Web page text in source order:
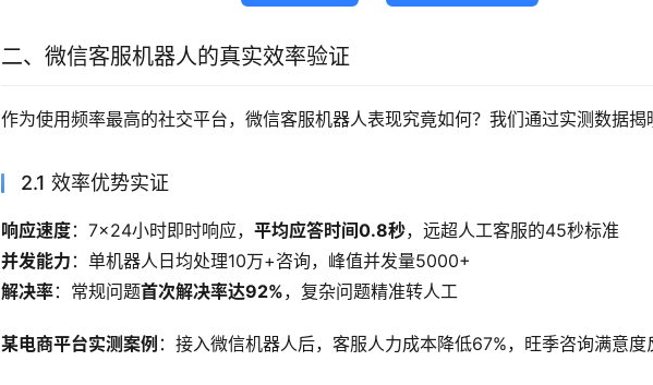
二、微信客服机器人的真实效率验证
作为使用频率最高的社交平台，微信客服机器人表现究竟如何？我们通过实测数据揭
2.1 效率优势实证
响应速度：7×24小时即时响应，平均应答时间0.8秒，远超人工客服的45秒标准
并发能力 ：单机器人日均处理10万+咨询，峰值并发量5000+
解决率：常规问题首次解决率达92%，复杂问题精准转人工
某电商平台实测案例 ：接入微信机器人后，客服人力成本降低67%，旺季咨询满意